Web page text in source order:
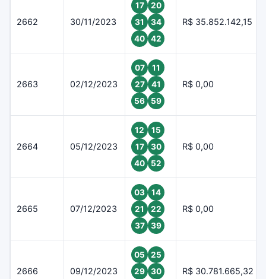
2662 30/11/2023
17
20
31
34
40
42
R$ 35.852.142,15
2663 02/12/2023
07
11
27
41
56
59
R$ 0,00
2664 05/12/2023
12
15
17
30
40
52
R$ 0,00
2665 07/12/2023
03
14
21
22
37
39
R$ 0,00
2666 09/12/2023
05
25
29
30
R$ 30.781.665,32